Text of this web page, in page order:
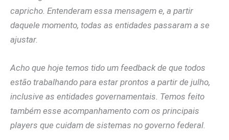
capricho. Entenderam essa mensagem e, a partir
daquele momento, todas as entidades passaram a se
ajustar.
Acho que hoje temos tido um feedback de que todos
estão trabalhando para estar prontos a partir de julho,
inclusive as entidades governamentais. Temos feito
também esse acompanhamento com os principais
players que cuidam de sistemas no governo federal.